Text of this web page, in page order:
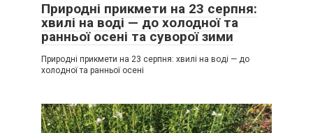
Природні прикмети на 23 серпня:
хвилі на воді — до холодної та
ранньої осені та суворої зими
Природні прикмети на 23 серпня: хвилі на воді — до
холодної та ранньої осені